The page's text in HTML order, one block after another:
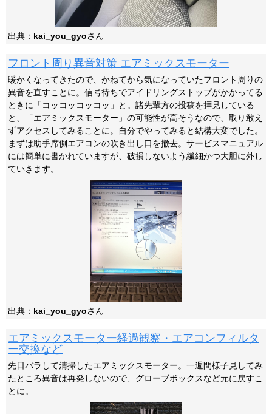
出典： kai_you_gyoさん
フロント周り異音対策 エアミックスモーター
暖かくなってきたので、かねてから気になっていたフロント周りの
異音を直すことに。信号待ちでアイドリングストップがかかってる
ときに「コッコッコッコッ」と。諸先輩方の投稿を拝見している
と、「エアミックスモーター」の可能性が高そうなので、取り敢え
ずアクセスしてみることに。自分でやってみると結構大変でした。
まずは助手席側エアコンの吹き出し口を撤去。サービスマニュアル
には簡単に書かれていますが、破損しないよう繊細かつ大胆に外し
ていきます。
出典： kai_you_gyoさん
エアミックスモーター経過観察・エアコンフィルタ
ー交換など
先日バラして清掃したエアミックスモーター。一週間様子見してみ
たところ異音は再発しないので、グローブボックスなど元に戻すこ
とに。